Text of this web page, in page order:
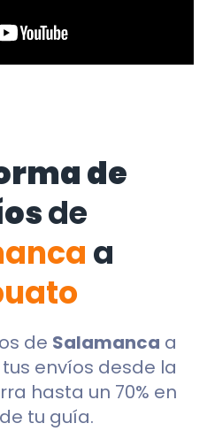
de
de
a
de Salamanca a
envíos desde la
hasta un 70% en
tu guía.